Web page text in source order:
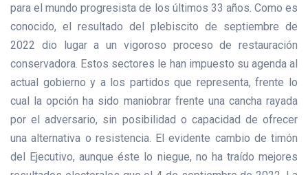
para el mundo progresista de los últimos 33 años. Como es
conocido, el resultado del plebiscito de septiembre de
2022 dio lugar a un vigoroso proceso de restauración
conservadora. Estos sectores le han impuesto su agenda al
actual gobierno y a los partidos que representa, frente lo
cual la opción ha sido maniobrar frente una cancha rayada
por el adversario, sin posibilidad o capacidad de ofrecer
una alternativa o resistencia. El evidente cambio de timón
del Ejecutivo, aunque éste lo niegue, no ha traído mejores